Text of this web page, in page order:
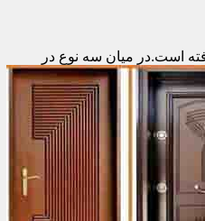
است.در میان سه نوع در